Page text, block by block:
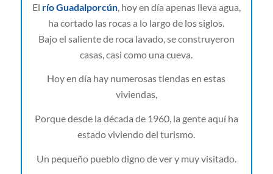
El río Guadalporcún, hoy en día apenas lleva agua,
ha cortado las rocas a lo largo de los siglos.
Bajo el saliente de roca lavado, se construyeron
casas, casi como una cueva.
Hoy en día hay numerosas tiendas en estas
viviendas,
Porque desde la década de 1960, la gente aquí ha
estado viviendo del turismo.
Un pequeño pueblo digno de ver y muy visitado.